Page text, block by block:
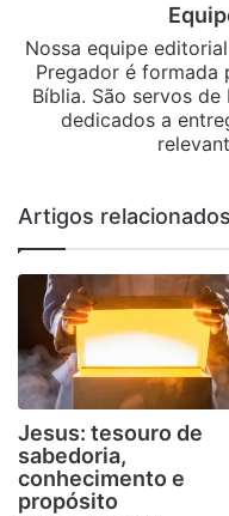
Nossa equipe
Pregador é formada
Bíblia. São servos
dedicados a
Artigos relacionados
Jesus: tesouro de
sabedoria,
conhecimento e
propósito